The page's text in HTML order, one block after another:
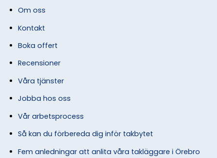
Om oss
Kontakt
Boka offert
Recensioner
Våra tjänster
Jobba hos oss
Vår arbetsprocess
Så kan du förbereda dig inför takbytet
Fem anledningar att anlita våra takläggare i Örebro